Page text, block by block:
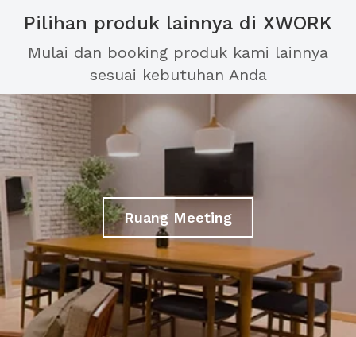
Pilihan produk lainnya di XWORK
Mulai dan booking produk kami lainnya
sesuai kebutuhan Anda
Ruang Meeting